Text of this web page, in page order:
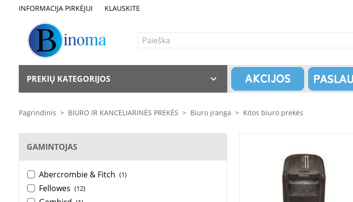
INFORMACIJA PIRKĖJUI KLAUSKITE
PREKIŲ KATEGORIJOS
Pagrindinis > BIURO IR KANCELIARINĖS PREKĖS > Biuro įranga > Kitos biuro prekės
GAMINTOJAS
Abercrombie & Fitch (1)
Fellowes (12)